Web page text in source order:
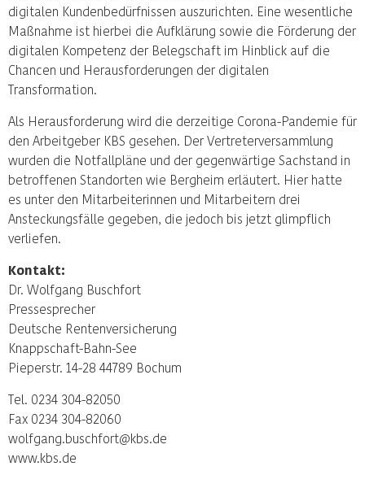
digitalen Kundenbedürfnissen auszurichten. Eine wesentliche
Maßnahme ist hierbei die Aufklärung sowie die Förderung der
digitalen Kompetenz der Belegschaft im Hinblick auf die
Chancen und Herausforderungen der digitalen
Transformation.
Als Herausforderung wird die derzeitige Corona-Pandemie für
den Arbeitgeber KBS gesehen. Der Vertreterversammlung
wurden die Notfallpläne und der gegenwärtige Sachstand in
betroffenen Standorten wie Bergheim erläutert. Hier hatte
es unter den Mitarbeiterinnen und Mitarbeitern drei
Ansteckungsfälle gegeben, die jedoch bis jetzt glimpflich
verliefen.
Kontakt:
Dr. Wolfgang Buschfort
Pressesprecher
Deutsche Rentenversicherung
Knappschaft-Bahn-See
Pieperstr. 14-28 44789 Bochum
Tel. 0234 304-82050
Fax 0234 304-82060
wolfgang.buschfort@kbs.de
www.kbs.de